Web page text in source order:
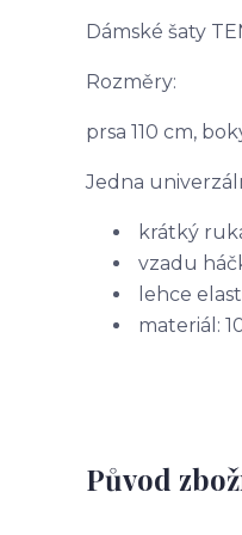
Dámské šaty
Rozměry:
prsa 110 cm,
Jedna
krátký
vzadu
lehce
materiál:
Původ